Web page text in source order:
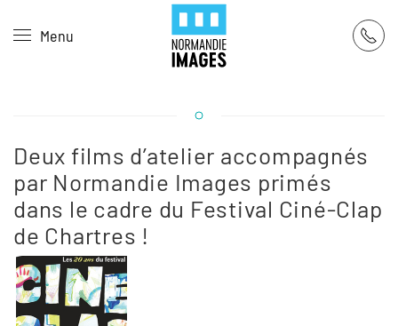
Skip to main content
Menu
Deux films d’atelier accompagnés
par Normandie Images primés
dans le cadre du Festival Ciné-Clap
de Chartres !
Panneau de gestion des cookies